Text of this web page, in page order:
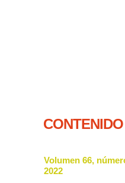
CONTENIDO
Volumen 66,
2022